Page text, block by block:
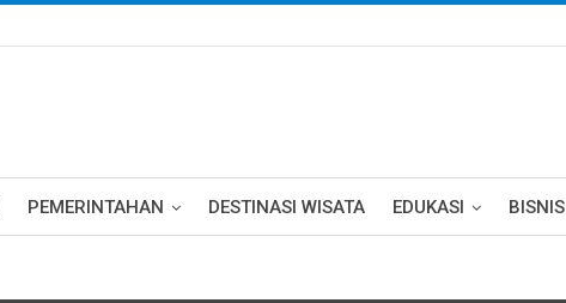
PEMERINTAHAN DESTINASI WISATA EDUKASI BISNIS